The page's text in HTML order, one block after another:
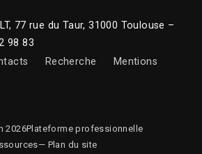
77 rue du Taur, 31000 Toulouse –
98 83
Recherche
Mentions
2026Plateforme professionnelle
— Plan du site